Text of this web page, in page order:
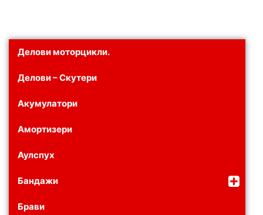
Делови моторцикли.
Делови – Скутери
Акумулатори
Амортизери
Аулспух
Бандажи
Брави